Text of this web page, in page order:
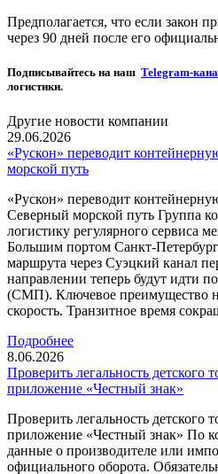
Предполагается, что если закон
через 90 дней после его
Подписывайтесь на наш Telegram-
логистики.
Другие новости компании
29.06.2026
«Рускон» переводит
морской путь
«Рускон» переводит
Северный морской путь Группа
логистику регулярного сервиса
Большим портом Санкт-
маршрута через Суэцкий канал
направлении теперь будут идти
(СМП). Ключевое преимущество
скорость. Транзитное время
Подробнее
8.06.2026
Проверить легальность детского
приложение «Честный знак»
Проверить легальность детского
приложение «Честный знак» По
данные о производителе или
официального оборота.